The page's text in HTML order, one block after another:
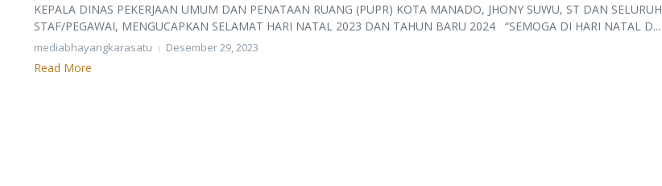
KEPALA DINAS PEKERJAAN UMUM DAN PENATAAN RUANG (PUPR) KOTA MANADO, JHONY SUWU, ST DAN SELURUH
STAF/PEGAWAI, MENGUCAPKAN SELAMAT HARI NATAL 2023 DAN TAHUN BARU 2024 “SEMOGA DI HARI NATAL D...
mediabhayangkarasatu Desember 29, 2023
Read More